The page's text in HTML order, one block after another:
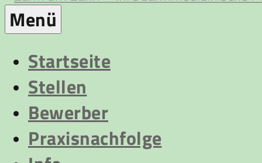
Zahn
um
Zahn
Menü
Startseite
Stellen
Bewerber
Praxisnachfolge